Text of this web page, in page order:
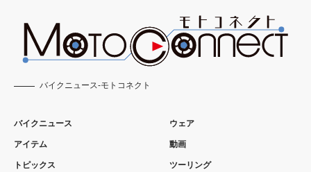
バイクニュース-モトコネクト
バイクニュース
アイテム
トピックス
ウェア
動画
ツーリング